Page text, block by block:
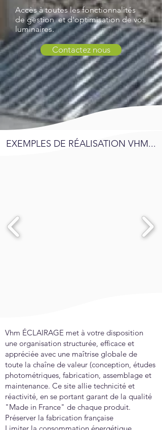
Accès à toutes les fonctionnalités
de gestion et d'optimisation de vos
luminaires.
Contactez nous
EXEMPLES DE RÉALISATION VHM...
Vhm ÉCLAIRAGE met à votre disposition
une organisation structurée, efficace et
appréciée avec une maîtrise globale de
toute la chaîne de valeur (conception, études
photométriques, fabrication, assemblage et
maintenance. Ce site allie technicité et
réactivité, en se portant garant de la qualité
"Made in France" de chaque produit.
Préserver la fabrication française